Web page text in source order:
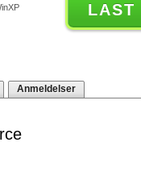
LAST
Anmeldelser